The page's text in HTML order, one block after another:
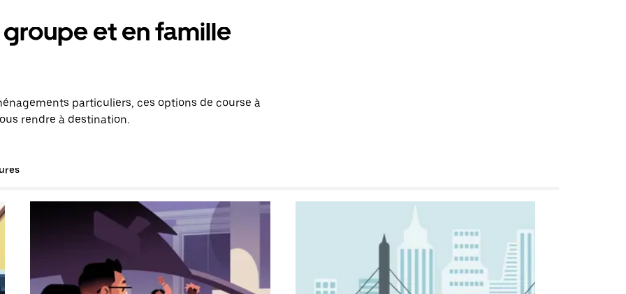
et en famille
particuliers, ces options de course à
rendre à destination.